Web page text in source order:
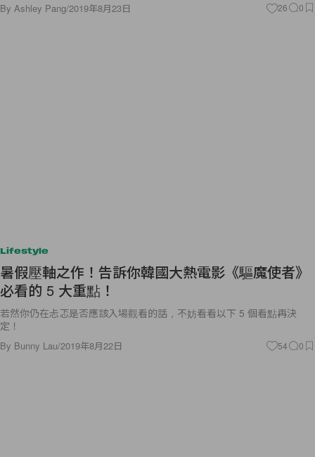
By Ashley Pang/2019年8月23日 26 0
Lifestyle
暑假壓軸之作！告訴你韓國大熱電影《驅魔使者》
必看的 5 大重點！
若然你仍在忐忑是否應該入場觀看的話，不妨看看以下 5 個看點再決
定！
By Bunny Lau/2019年8月22日 54 0